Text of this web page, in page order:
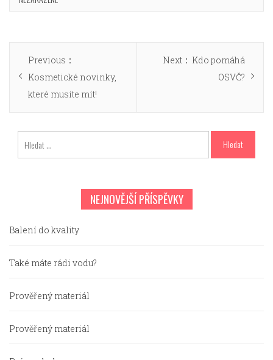
Navigace
pro
příspěvek
Previous
post:
Kosmetické novinky,
které musíte mít!
Next
Next
Kdo pomáhá
OSVČ?
NEJNOVĚJŠÍ PŘÍSPĚVKY
Balení do kvality
Také máte rádi vodu?
Prověřený materiál
Prověřený materiál